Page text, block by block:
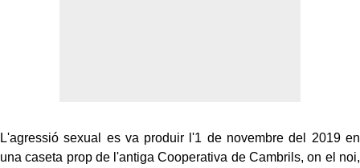
L'agressió sexual es va produir l'1 de novembre del 2019 en
una caseta prop de l'antiga Cooperativa de Cambrils, on el noi,